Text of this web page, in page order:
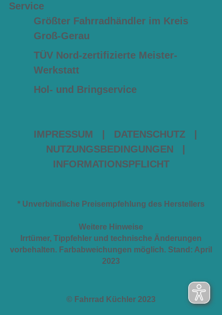
Service
Größter Fahrradhändler im Kreis
Groß-Gerau
TÜV Nord-zertifizierte Meister-
Werkstatt
Hol- und Bringservice
IMPRESSUM DATENSCHUTZ
NUTZUNGSBEDINGUNGEN
INFORMATIONSPFLICHT
* Unverbindliche Preisempfehlung des Herstellers
Weitere Hinweise
Irrtümer, Tippfehler und technische Änderungen
vorbehalten. Farbabweichungen möglich. Stand: April
2023
© Fahrrad Küchler 2023